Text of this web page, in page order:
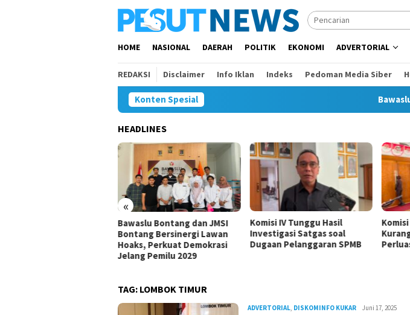
HOME NASIONAL DAERAH POLITIK EKONOMI ADVERTORIAL
REDAKSI Disclaimer Info Iklan Indeks Pedoman Media Siber
Konten Spesial Bawaslu
HEADLINES
«
Komisi IV Tunggu Hasil
Investigasi Satgas soal
Dugaan Pelanggaran SPMB
Komisi I Dorong Pemkot
Kurangi Belanja ASN demi
Perluas Ruang Pembangunan
Anhar
TAG: LOMBOK TIMUR
ADVERTORIAL, DISKOMINFO KUKAR Admin
Juni 17, 2025